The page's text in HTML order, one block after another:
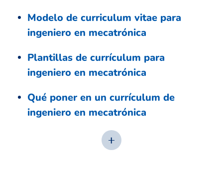
Modelo de curriculum vitae para
ingeniero en mecatrónica
Plantillas de currículum para
ingeniero en mecatrónica
Qué poner en un currículum de
ingeniero en mecatrónica